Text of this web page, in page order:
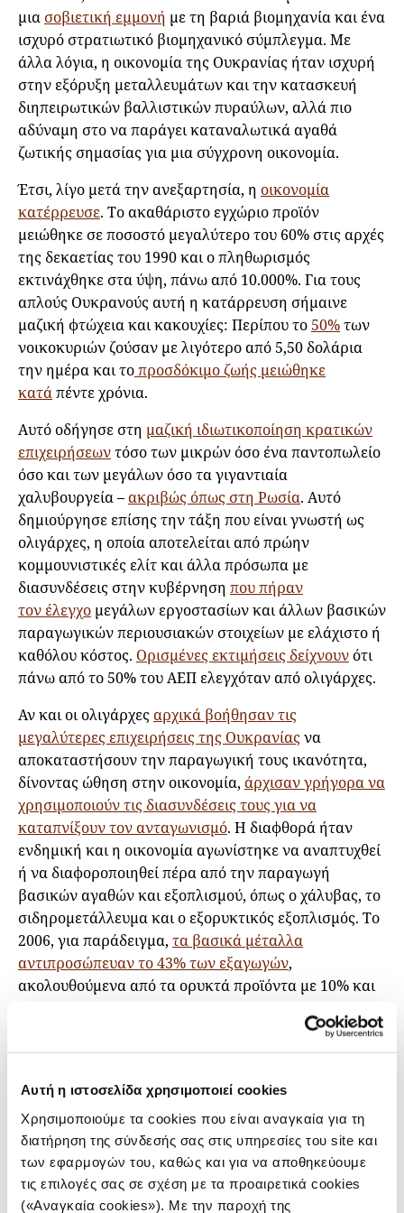
Αυτή η ιστοσελίδα χρησιμοποιεί cookies
Χρησιμοποιούμε τα cookies που είναι αναγκαία για τη
διατήρηση της σύνδεσής σας στις υπηρεσίες του site και
των εφαρμογών του, καθώς και για να αποθηκεύουμε
τις επιλογές σας σε σχέση με τα προαιρετικά cookies
(«Αναγκαία cookies»). Με την παροχή της
μια σοβιετική εμμονή με τη βαριά βιομηχανία και ένα
ισχυρό στρατιωτικό βιομηχανικό σύμπλεγμα. Με
άλλα λόγια, η οικονομία της Ουκρανίας ήταν ισχυρή
στην εξόρυξη μεταλλευμάτων και την κατασκευή
διηπειρωτικών βαλλιστικών πυραύλων, αλλά πιο
αδύναμη στο να παράγει καταναλωτικά αγαθά
ζωτικής σημασίας για μια σύγχρονη οικονομία.
Έτσι, λίγο μετά την ανεξαρτησία, η οικονομία
κατέρρευσε. Το ακαθάριστο εγχώριο προϊόν
μειώθηκε σε ποσοστό μεγαλύτερο του 60% στις αρχές
της δεκαετίας του 1990 και ο πληθωρισμός
εκτινάχθηκε στα ύψη, πάνω από 10.000%. Για τους
απλούς Ουκρανούς αυτή η κατάρρευση σήμαινε
μαζική φτώχεια και κακουχίες: Περίπου το 50%των
νοικοκυριών ζούσαν με λιγότερο από 5,50 δολάρια
την ημέρα και τοπροσδόκιμο ζωής μειώθηκε
κατάπέντε χρόνια.
Αυτό οδήγησε στη μαζική ιδιωτικοποίηση κρατικών
επιχειρήσεωντόσο των μικρών όσο ένα παντοπωλείο
όσο και των μεγάλων όσο τα γιγαντιαία
χαλυβουργεία –ακριβώς όπως στη Ρωσία. Αυτό
δημιούργησε επίσης την τάξη που είναι γνωστή ως
ολιγάρχες, η οποία αποτελείται από πρώην
κομμουνιστικές ελίτ και άλλα πρόσωπα με
διασυνδέσεις στην κυβέρνηση που πήραν
τον έλεγχο μεγάλων εργοστασίων και άλλων βασικών
παραγωγικών περιουσιακών στοιχείων με ελάχιστο ή
καθόλου κόστος. Ορισμένες εκτιμήσεις δείχνουνότι
πάνω από το 50% του ΑΕΠ ελεγχόταν από ολιγάρχες.
Αν και οι ολιγάρχεςαρχικά βοήθησαν τις
μεγαλύτερες επιχειρήσεις της Ουκρανίαςνα
αποκαταστήσουν την παραγωγική τους ικανότητα,
δίνοντας ώθηση στην οικονομία, άρχισαν γρήγορα να
χρησιμοποιούν τις διασυνδέσεις τους για να
καταπνίξουν τον ανταγωνισμό. Η διαφθορά ήταν
ενδημική και η οικονομία αγωνίστηκε να αναπτυχθεί
ή να διαφοροποιηθεί πέρα από την παραγωγή
βασικών αγαθών και εξοπλισμού, όπως ο χάλυβας, το
σιδηρομετάλλευμα και ο εξορυκτικός εξοπλισμός. Το
2006, για παράδειγμα, τα βασικά μέταλλα
αντιπροσώπευαν το 43% των εξαγωγών,
ακολουθούμενα από τα ορυκτά προϊόντα με 10% και
εξαγωγών της, ενώ το Ηνωμένο Βασίλειο ήταν με
μεγάλη διαφορά δεύτερο με 3,4%.
Μόλις ελάχιστα μεγαλύτερη ήταν η ποικιλία στις
πηγές εισαγωγών της Ουκρανίας. Τα αγαθά από τη
Ρωσία αποτελούσαν το 16% των εισαγωγών της, στη